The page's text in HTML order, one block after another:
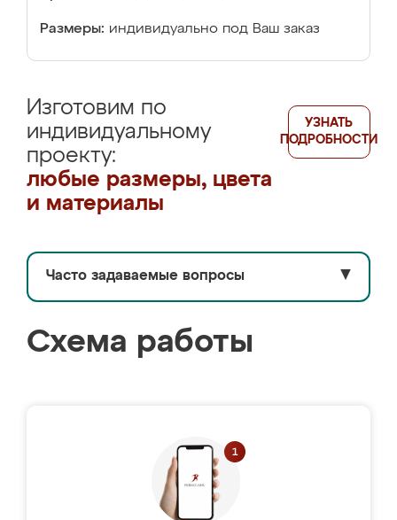
Размеры: индивидуально под Ваш заказ
Изготовим по
индивидуальному
проекту:
любые размеры, цвета
и материалы
УЗНАТЬ
ПОДРОБНОСТИ
Часто задаваемые вопросы ▼
Схема работы